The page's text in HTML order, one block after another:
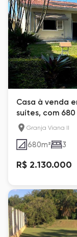
Casa à venda
suítes, com
Granja Viana II
680m² 3
R$ 2.130.000